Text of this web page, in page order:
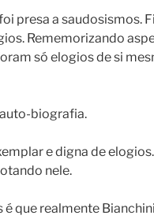
presa a saudosismos.
Rememorizando
só elogios de si
biografia.
e digna de
nele.
é que realmente